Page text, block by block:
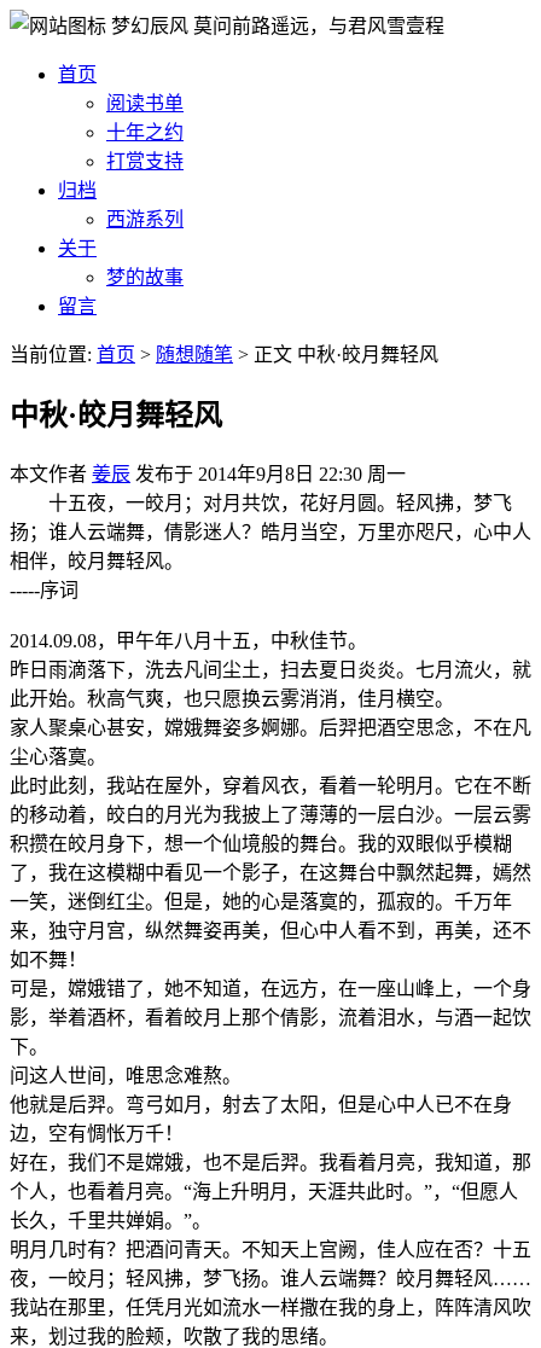
梦幻辰风 莫问前路遥远，与君风雪壹程
首页
阅读书单
十年之约
打赏支持
归档
西游系列
关于
梦的故事
留言
当前位置: 首页 > 随想随笔 > 正文 中秋·皎月舞轻风
中秋·皎月舞轻风
本文作者 姜辰 发布于 2014年9月8日 22:30 周一
十五夜，一皎月；对月共饮，花好月圆。轻风拂，梦飞
扬；谁人云端舞，倩影迷人？皓月当空，万里亦咫尺，心中人
相伴，皎月舞轻风。
-----序词
2014.09.08，甲午年八月十五，中秋佳节。
昨日雨滴落下，洗去凡间尘土，扫去夏日炎炎。七月流火，就
此开始。秋高气爽，也只愿换云雾消消，佳月横空。
家人聚桌心甚安，嫦娥舞姿多婀娜。后羿把酒空思念，不在凡
尘心落寞。
此时此刻，我站在屋外，穿着风衣，看着一轮明月。它在不断
的移动着，皎白的月光为我披上了薄薄的一层白沙。一层云雾
积攒在皎月身下，想一个仙境般的舞台。我的双眼似乎模糊
了，我在这模糊中看见一个影子，在这舞台中飘然起舞，嫣然
一笑，迷倒红尘。但是，她的心是落寞的，孤寂的。千万年
来，独守月宫，纵然舞姿再美，但心中人看不到，再美，还不
如不舞！
可是，嫦娥错了，她不知道，在远方，在一座山峰上，一个身
影，举着酒杯，看着皎月上那个倩影，流着泪水，与酒一起饮
下。
问这人世间，唯思念难熬。
他就是后羿。弯弓如月，射去了太阳，但是心中人已不在身
边，空有惆怅万千！
好在，我们不是嫦娥，也不是后羿。我看着月亮，我知道，那
个人，也看着月亮。“海上升明月，天涯共此时。”，“但愿人
长久，千里共婵娟。”。
明月几时有？把酒问青天。不知天上宫阙，佳人应在否？十五
夜，一皎月；轻风拂，梦飞扬。谁人云端舞？皎月舞轻风……
我站在那里，任凭月光如流水一样撒在我的身上，阵阵清风吹
来，划过我的脸颊，吹散了我的思绪。